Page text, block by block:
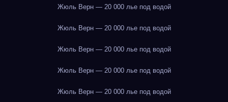
Жюль Верн — 20 000 лье под водой
Жюль Верн — 20 000 лье под водой
Жюль Верн — 20 000 лье под водой
Жюль Верн — 20 000 лье под водой
Жюль Верн — 20 000 лье под водой